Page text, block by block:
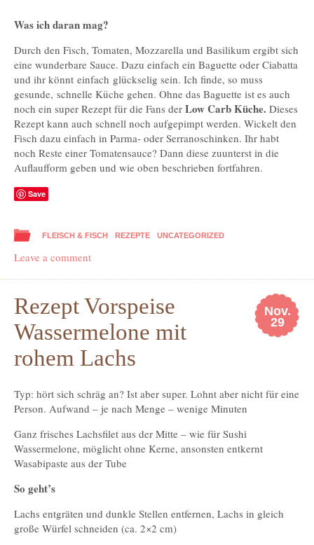
Was ich daran mag?
Durch den Fisch, Tomaten, Mozzarella und Basilikum ergibt sich
eine wunderbare Sauce. Dazu einfach ein Baguette oder Ciabatta
und ihr könnt einfach glückselig sein. Ich finde, so muss
gesunde, schnelle Küche gehen. Ohne das Baguette ist es auch
noch ein super Rezept für die Fans der Low Carb Küche. Dieses
Rezept kann auch schnell noch aufgepimpt werden. Wickelt den
Fisch dazu einfach in Parma- oder Serranoschinken. Ihr habt
noch Reste einer Tomatensauce? Dann diese zuunterst in die
Auflaufform geben und wie oben beschrieben fortfahren.
Save
FLEISCH & FISCH REZEPTE UNCATEGORIZED
Leave a comment
Nov.
29
Rezept Vorspeise
Wassermelone mit
rohem Lachs
Typ: hört sich schräg an? Ist aber super. Lohnt aber nicht für eine
Person. Aufwand – je nach Menge – wenige Minuten
Ganz frisches Lachsfilet aus der Mitte – wie für Sushi
Wassermelone, möglicht ohne Kerne, ansonsten entkernt
Wasabipaste aus der Tube
So geht’s
Lachs entgräten und dunkle Stellen entfernen, Lachs in gleich
große Würfel schneiden (ca. 2×2 cm)